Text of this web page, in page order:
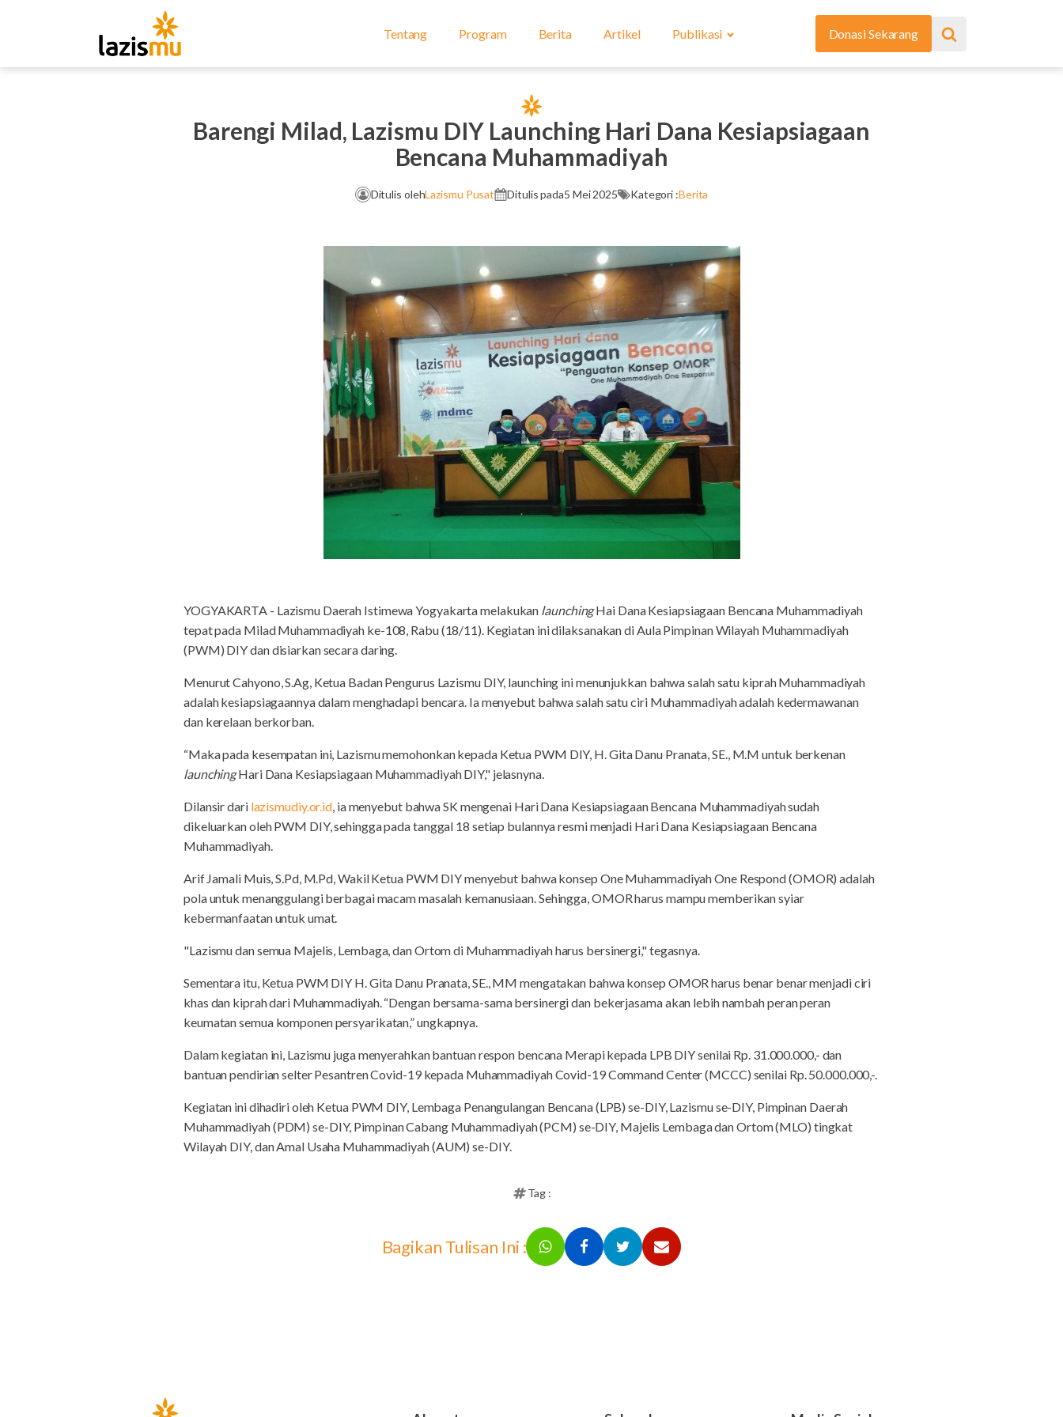
Tentang Program Berita Artikel Publikasi Donasi Sekarang
Barengi Milad, Lazismu DIY Launching Hari Dana Kesiapsiagaan
Bencana Muhammadiyah
Ditulis olehLazismu Pusat Ditulis pada5 Mei 2025 Kategori :Berita
YOGYAKARTA - Lazismu Daerah Istimewa Yogyakarta melakukan launchingHai Dana Kesiapsiagaan Bencana Muhammadiyah
tepat pada Milad Muhammadiyah ke-108, Rabu (18/11). Kegiatan ini dilaksanakan di Aula Pimpinan Wilayah Muhammadiyah
(PWM) DIY dan disiarkan secara daring.
Menurut Cahyono, S.Ag, Ketua Badan Pengurus Lazismu DIY, launching ini menunjukkan bahwa salah satu kiprah Muhammadiyah
adalah kesiapsiagaannya dalam menghadapi bencara. Ia menyebut bahwa salah satu ciri Muhammadiyah adalah kedermawanan
dan kerelaan berkorban.
“Maka pada kesempatan ini, Lazismu memohonkan kepada Ketua PWM DIY, H. Gita Danu Pranata, SE., M.M untuk berkenan
launchingHari Dana Kesiapsiagaan Muhammadiyah DIY," jelasnyna.
Dilansir dari lazismudiy.or.id, ia menyebut bahwa SK mengenai Hari Dana Kesiapsiagaan Bencana Muhammadiyah sudah
dikeluarkan oleh PWM DIY, sehingga pada tanggal 18 setiap bulannya resmi menjadi Hari Dana Kesiapsiagaan Bencana
Muhammadiyah.
Arif Jamali Muis, S.Pd, M.Pd, Wakil Ketua PWM DIY menyebut bahwa konsep One Muhammadiyah One Respond (OMOR) adalah
pola untuk menanggulangi berbagai macam masalah kemanusiaan. Sehingga, OMOR harus mampu memberikan syiar
kebermanfaatan untuk umat.
"Lazismu dan semua Majelis, Lembaga, dan Ortom di Muhammadiyah harus bersinergi," tegasnya.
Sementara itu, Ketua PWM DIY H. Gita Danu Pranata, SE., MM mengatakan bahwa konsep OMOR harus benar benar menjadi ciri
khas dan kiprah dari Muhammadiyah. “Dengan bersama-sama bersinergi dan bekerjasama akan lebih nambah peran peran
keumatan semua komponen persyarikatan,” ungkapnya.
Dalam kegiatan ini, Lazismu juga menyerahkan bantuan respon bencana Merapi kepada LPB DIY senilai Rp. 31.000.000,- dan
bantuan pendirian selter Pesantren Covid-19 kepada Muhammadiyah Covid-19 Command Center (MCCC) senilai Rp. 50.000.000,-.
Kegiatan ini dihadiri oleh Ketua PWM DIY, Lembaga Penangulangan Bencana (LPB) se-DIY, Lazismu se-DIY, Pimpinan Daerah
Muhammadiyah (PDM) se-DIY, Pimpinan Cabang Muhammadiyah (PCM) se-DIY, Majelis Lembaga dan Ortom (MLO) tingkat
Wilayah DIY, dan Amal Usaha Muhammadiyah (AUM) se-DIY.
Tag :
Bagikan Tulisan Ini :